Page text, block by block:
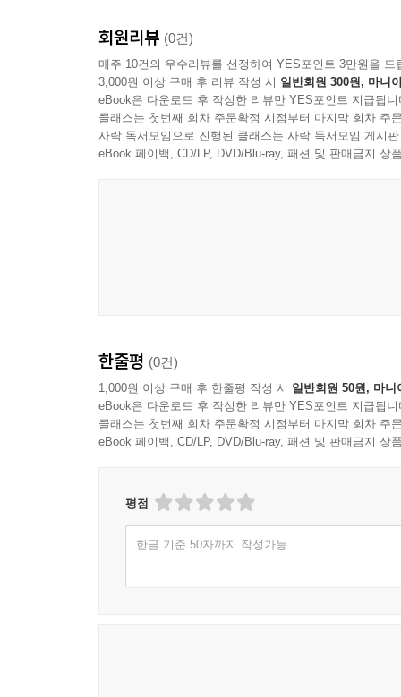
회원리뷰 (0건)
매주 10건의 우수리뷰를 선정하여 YES포인트 3만원을 드
3,000원 이상 구매 후 리뷰 작성 시 일반회원 300원, 마니
eBook은 다운로드 후 작성한 리뷰만 YES포인트 지급됩니
클래스는 첫번째 회차 주문확정 시점부터 마지막 회차 주
사락 독서모임으로 진행된 클래스는 사락 독서모임 게시
eBook 페이백, CD/LP, DVD/Blu-ray, 패션 및 판매금지 상
한줄평 (0건)
1,000원 이상 구매 후 한줄평 작성 시 일반회원 50원, 마니
eBook은 다운로드 후 작성한 리뷰만 YES포인트 지급됩니
클래스는 첫번째 회차 주문확정 시점부터 마지막 회차 주
eBook 페이백, CD/LP, DVD/Blu-ray, 패션 및 판매금지 상
평점
한글 기준 50자까지 작성가능